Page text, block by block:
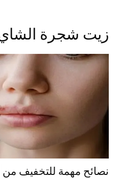
زيت شجرة
نصائح مهمة للتخفيف من